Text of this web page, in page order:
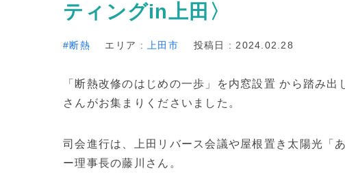
ティングin上田〉
断熱 エリア :上田市 投稿日 : 2024.02.28
「断熱改修のはじめの一歩」を内窓設置 から踏み
さんがお集まりくださいました。
司会進行は、上田リバース会議や屋根置き太陽光「
ー理事長の藤川さん。